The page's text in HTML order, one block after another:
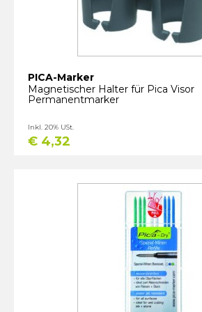
PICA-Marker
Magnetischer Halter für Pica Visor
Permanentmarker
€ 4,32
Inkl. 20% USt.